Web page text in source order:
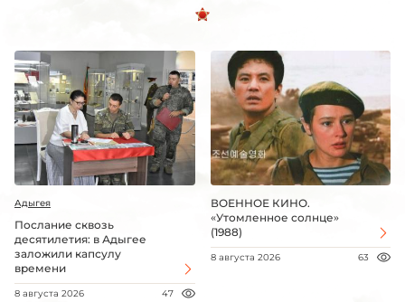
Адыгея
Послание сквозь
десятилетия: в Адыгее
заложили капсулу
времени
8 августа 2026 47
ВОЕННОЕ КИНО.
«Утомленное солнце»
(1988)
8 августа 2026 63